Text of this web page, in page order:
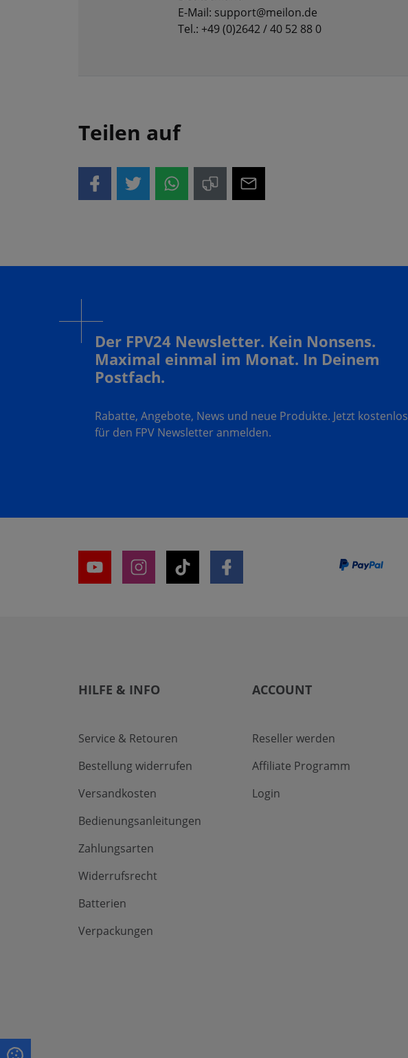
E-Mail: support@meilon.de
Tel.: +49 (0)2642 / 40 52 88 0
Teilen auf
Der FPV24 Newsletter. Kein Nonsens.
Maximal einmal im Monat. In Deinem
Postfach.
Rabatte, Angebote, News und neue Produkte. Jetzt kostenlos
für den FPV Newsletter anmelden.
HILFE & INFO
Service & Retouren
Bestellung widerrufen
Versandkosten
Bedienungsanleitungen
Zahlungsarten
Widerrufsrecht
Batterien
Verpackungen
ACCOUNT
Reseller werden
Affiliate Programm
Login